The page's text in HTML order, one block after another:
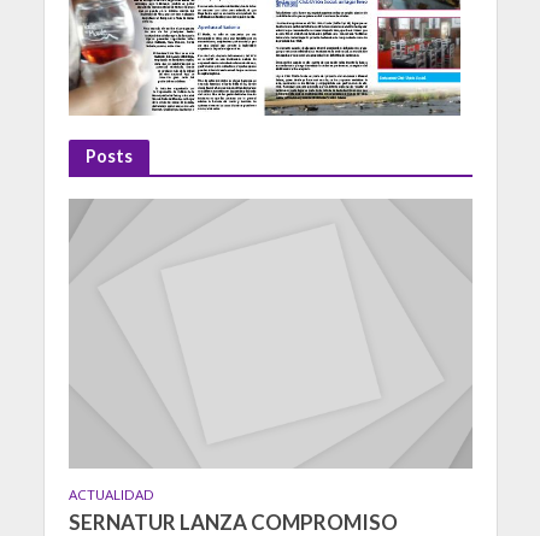
Posts
ACTUALIDAD
SERNATUR LANZA COMPROMISO